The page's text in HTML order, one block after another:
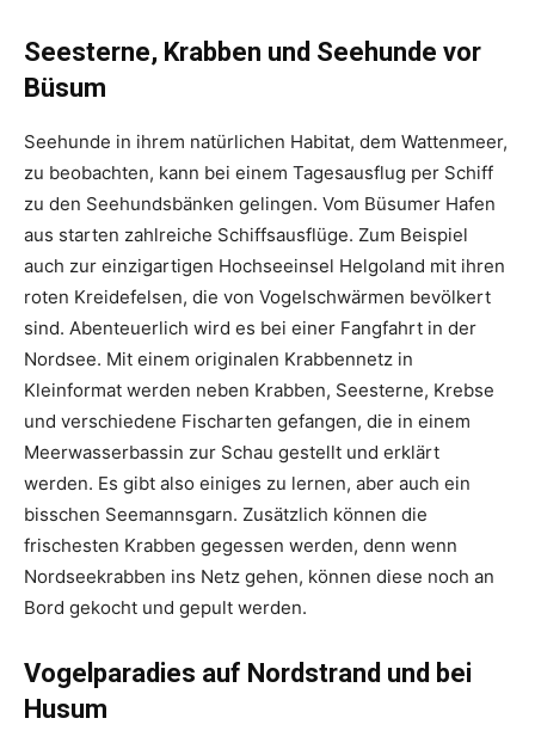
Seesterne, Krabben und Seehunde vor
Büsum
Seehunde in ihrem natürlichen Habitat, dem Wattenmeer,
zu beobachten, kann bei einem Tagesausflug per Schiff
zu den Seehundsbänken gelingen. Vom Büsumer Hafen
aus starten zahlreiche Schiffsausflüge. Zum Beispiel
auch zur einzigartigen Hochseeinsel Helgoland mit ihren
roten Kreidefelsen, die von Vogelschwärmen bevölkert
sind. Abenteuerlich wird es bei einer Fangfahrt in der
Nordsee. Mit einem originalen Krabbennetz in
Kleinformat werden neben Krabben, Seesterne, Krebse
und verschiedene Fischarten gefangen, die in einem
Meerwasserbassin zur Schau gestellt und erklärt
werden. Es gibt also einiges zu lernen, aber auch ein
bisschen Seemannsgarn. Zusätzlich können die
frischesten Krabben gegessen werden, denn wenn
Nordseekrabben ins Netz gehen, können diese noch an
Bord gekocht und gepult werden.
Vogelparadies auf Nordstrand und bei
Husum